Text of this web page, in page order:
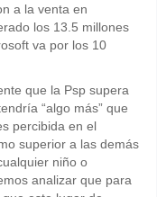
a la venta en
los 13.5 millones
va por los 10
que la Psp supera
“algo más” que
percibida en el
superior a las demás
niño o
analizar que para